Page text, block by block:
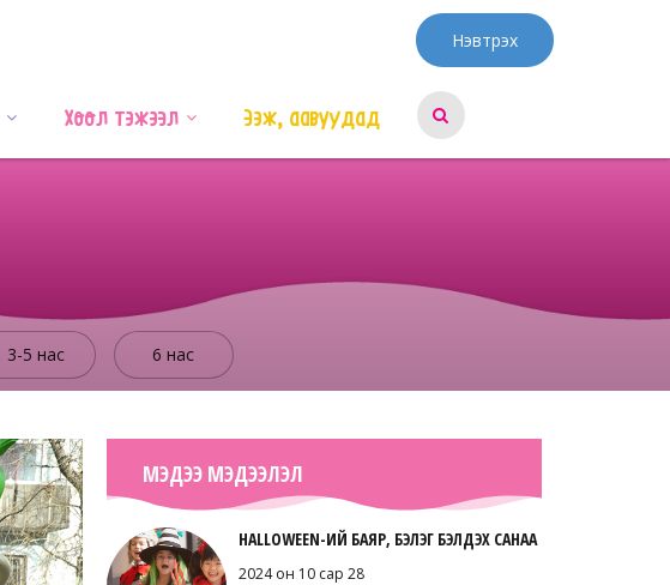
Нэвтрэх
Хоол тэжээл Ээж, аавуудад
3-5 нас 6 нас
МЭДЭЭ МЭДЭЭЛЭЛ
HALLOWEEN-ИЙ БАЯР, БЭЛЭГ БЭЛДЭХ САНАА
2024 он 10 сар 28